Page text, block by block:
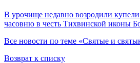
В урочище недавно возродили
часовню в честь Тихвинской иконы
Все новости по теме «Святые и
Возврат к списку